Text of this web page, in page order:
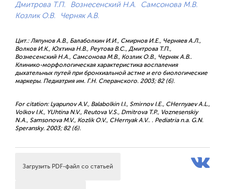
Дмитрова Т.П.
Вознесенский Н.А.
Самсонова М.В.
Козлик О.В.
Черняк А.В.
Цит.: Ляпунов А.В., Балаболкин И.И., Смирнов И.Е., Черняев А.Л.,
Волков И.К., Юхтина Н.В., Реутова В.С., Дмитрова Т.П.,
Вознесенский Н.А., Самсонова М.В., Козлик О.В., Черняк А.В..
Клинико-морфологическая характеристика воспаления
дыхательных путей при бронхиальной астме и его биологические
маркеры. Педиатрия им. Г.Н. Сперанского. 2003; 82 (6).
For citation: Lyapunov A.V., Balabolkin I.I., Smirnov I.E., CHernyaev A.L.,
Volkov I.K., YUhtina N.V., Reutova V.S., Dmitrova T.P., Voznesenskiy
N.A., Samsonova M.V., Kozlik O.V., CHernyak A.V.. . Pediatria n.a. G.N.
Speransky. 2003; 82 (6).
Загрузить PDF-файл со статьей